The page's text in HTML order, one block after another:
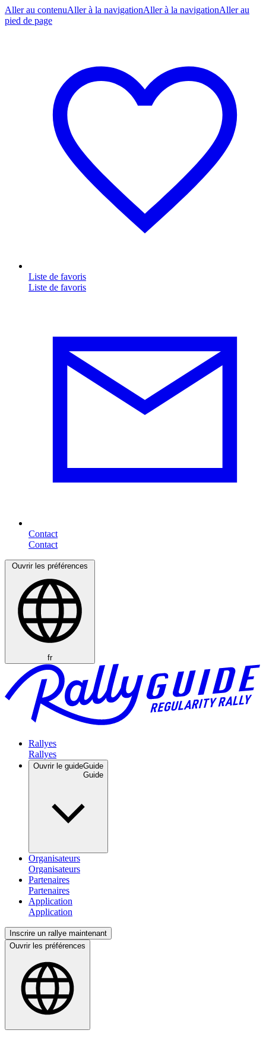
Aller au contenuAller à la navigationAller à la navigationAller au
pied de page
Liste de favoris
Contact
Ouvrir les préférences
fr
Rallyes
Ouvrir le guideGuide
Organisateurs
Partenaires
Application
Inscrire un rallye maintenant
Ouvrir les préférences